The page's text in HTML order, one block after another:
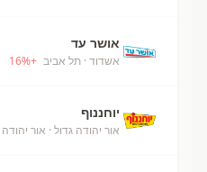
אושר עד
אשדוד · תל אביב +
16%
יוחננוף
אור יהודה גדול · אור יהודה